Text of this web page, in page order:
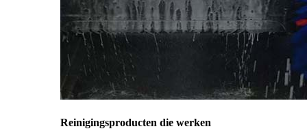
Reinigingsproducten die werken